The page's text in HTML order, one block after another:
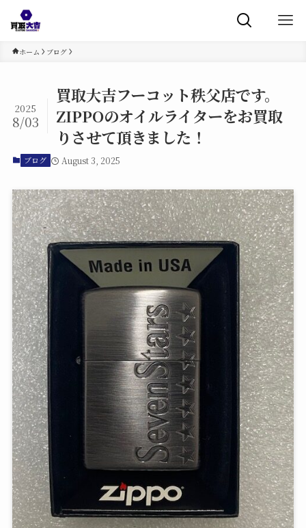
ホーム ブログ
買取大吉フーコット秩父店です。
ZIPPOのオイルライターをお買取
りさせて頂きました！
2025
8/03
ブログ August 3, 2025